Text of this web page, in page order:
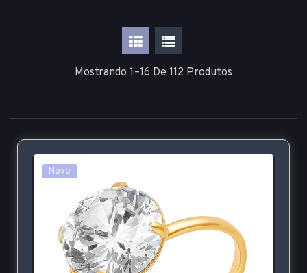
Mostrando 1–16 De 112 Produtos
Novo